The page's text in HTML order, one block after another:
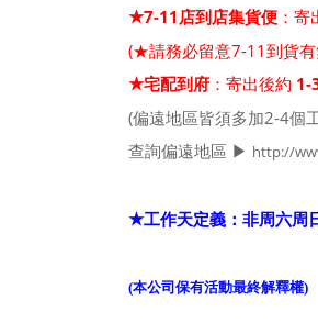
★7-11店到店集貨便 ：寄
(★請務必留意7-11到貨有
★宅配到府 ：寄出後約 1-
(偏遠地區皆須多加2-4個
查詢偏遠地區 ▶ http://
★工作天定義：非周六周
(本公司保有活動最終解釋權)